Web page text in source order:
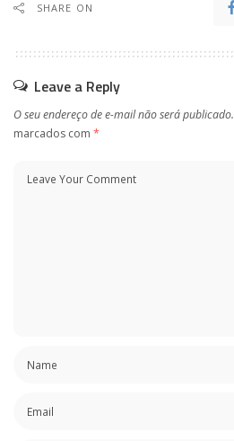
SHARE ON
Leave a Reply
O seu endereço de e-mail não será publicado.
marcados com *